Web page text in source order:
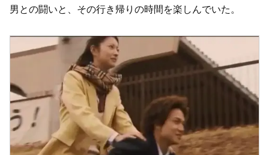
男との闘いと、その行き帰りの時間を楽しんでいた。